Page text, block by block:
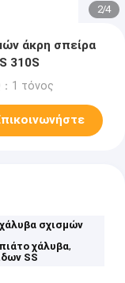
2/4
άκρη σπείρα
310S
：1 τόνος
σχισμών
χάλυβα,
SS